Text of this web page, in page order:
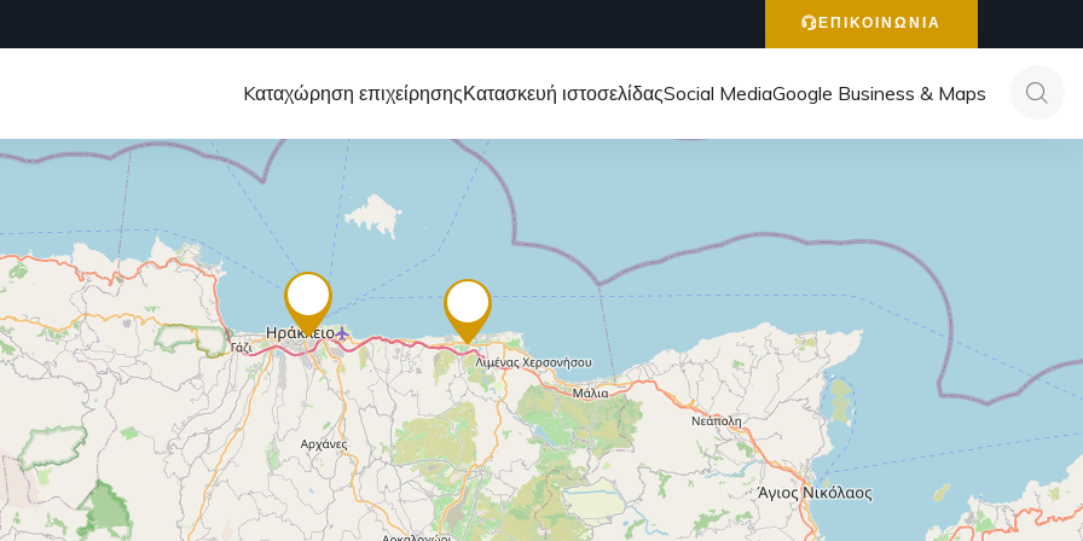
ΕΠΙΚΟΙΝΩΝΙΑ
Kαταχώρηση επιχείρησηςΚατασκευή ιστοσελίδαςSocial MediaGoogle Business & Maps